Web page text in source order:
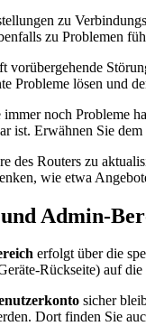
zu
zu Problemen
vorübergehende
Probleme lösen und
noch Probleme
ist. Erwähnen Sie
des Routers zu
wie etwa
Admin-
erfolgt über die
Rückseite) auf die
sicher
Dort finden Sie